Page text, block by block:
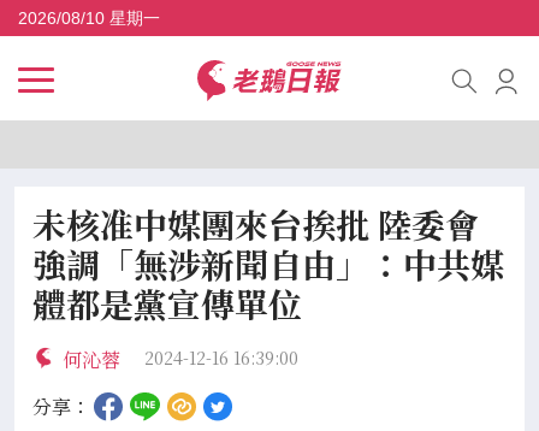
2026/08/10 星期一
未核准中媒團來台挨批 陸委會
強調「無涉新聞自由」：中共媒
體都是黨宣傳單位
何沁蓉 2024-12-16 16:39:00
分享：